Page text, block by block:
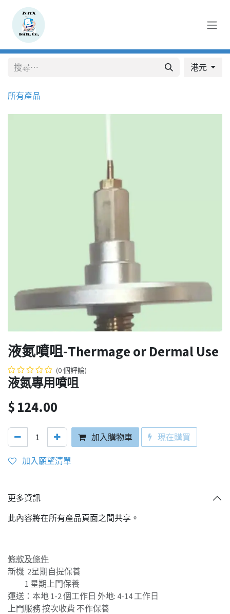
跳至內容
所有產品
港元
液氮噴咀-Thermage or Dermal Use
(0 個評論)
液氮專用噴咀
$124.00
加入購物車 現在購買
加入願望清單
更多資訊
此內容將在所有產品頁面之間共享。
條款及條件
新機 2星期自提保養
1 星期上門保養
運送：本地 1-2 個工作日 外地: 4-14 工作日
上門服務 按次收費 不作保養